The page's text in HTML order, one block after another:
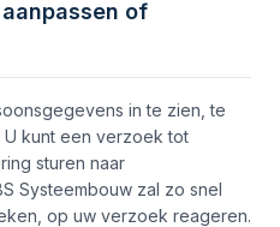
of
in te zien, te
kunt een verzoek tot
sturen naar
Systeembouw zal zo snel
op uw verzoek reageren.